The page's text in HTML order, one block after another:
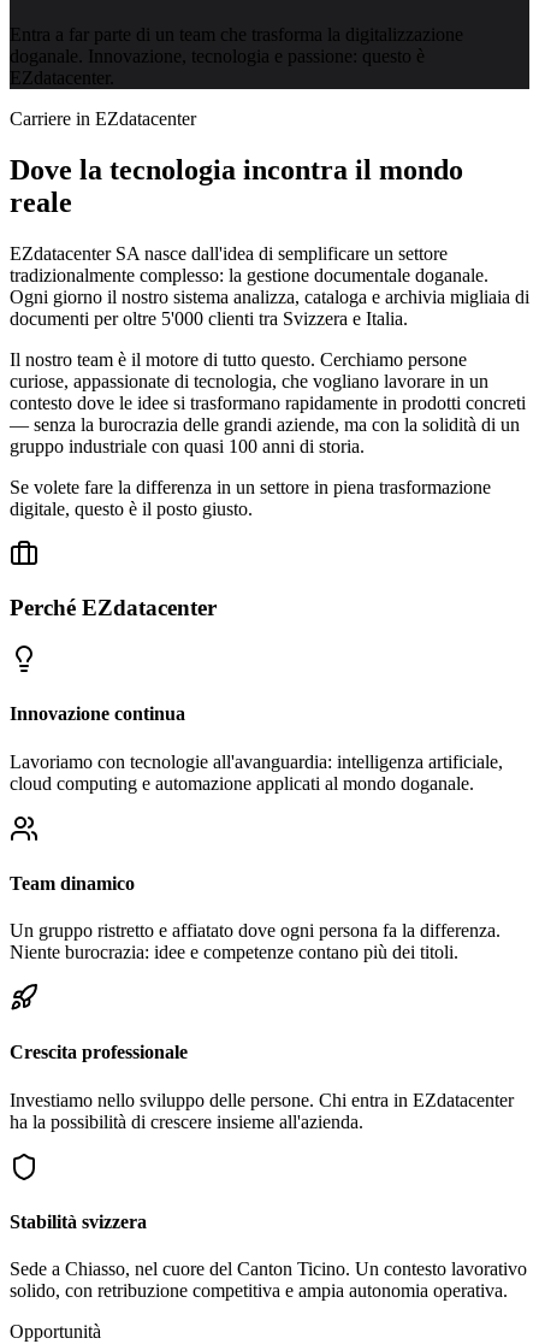
Entra a far parte di un team che trasforma la digitalizzazione
doganale. Innovazione, tecnologia e passione: questo è
EZdatacenter.
Carriere in EZdatacenter
Dove la tecnologia incontra il mondo
reale
EZdatacenter SA nasce dall'idea di semplificare un settore
tradizionalmente complesso: la gestione documentale doganale.
Ogni giorno il nostro sistema analizza, cataloga e archivia migliaia di
documenti per oltre 5'000 clienti tra Svizzera e Italia.
Il nostro team è il motore di tutto questo. Cerchiamo persone
curiose, appassionate di tecnologia, che vogliano lavorare in un
contesto dove le idee si trasformano rapidamente in prodotti concreti
— senza la burocrazia delle grandi aziende, ma con la solidità di un
gruppo industriale con quasi 100 anni di storia.
Se volete fare la differenza in un settore in piena trasformazione
digitale, questo è il posto giusto.
Perché EZdatacenter
Innovazione continua
Lavoriamo con tecnologie all'avanguardia: intelligenza artificiale,
cloud computing e automazione applicati al mondo doganale.
Team dinamico
Un gruppo ristretto e affiatato dove ogni persona fa la differenza.
Niente burocrazia: idee e competenze contano più dei titoli.
Crescita professionale
Investiamo nello sviluppo delle persone. Chi entra in EZdatacenter
ha la possibilità di crescere insieme all'azienda.
Stabilità svizzera
Sede a Chiasso, nel cuore del Canton Ticino. Un contesto lavorativo
solido, con retribuzione competitiva e ampia autonomia operativa.
Opportunità